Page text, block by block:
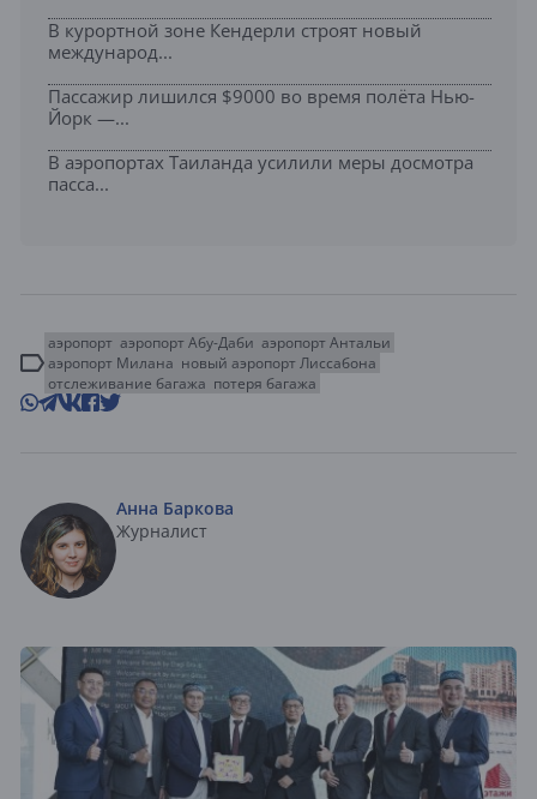
В курортной зоне Кендерли строят новый
международ...
Пассажир лишился $9000 во время полёта Нью-
Йорк —...
В аэропортах Таиланда усилили меры досмотра
пасса...
аэропорт аэропорт Абу-Даби аэропорт Антальи
аэропорт Милана новый аэропорт Лиссабона
отслеживание багажа потеря багажа
Анна Баркова
Журналист